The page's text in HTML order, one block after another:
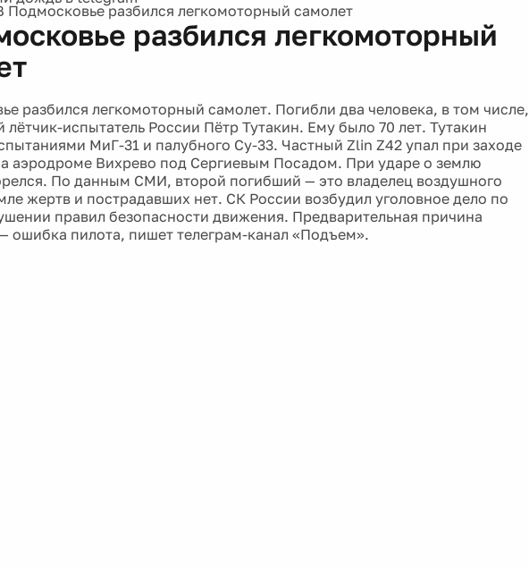
Подмосковье разбился легкомоторный самолет
разбился легкомоторный
разбился легкомоторный самолет. Погибли два человека, в том числе,
испытатель России Пётр Тутакин. Ему было 70 лет. Тутакин
МиГ-31 и палубного Су-33. Частный Zlin Z42 упал при заходе
аэродроме Вихрево под Сергиевым Посадом. При ударе о землю
По данным СМИ, второй погибший — это владелец воздушного
жертв и пострадавших нет. СК России возбудил уголовное дело по
правил безопасности движения. Предварительная причина
ошибка пилота, пишет телеграм-канал «Подъем».